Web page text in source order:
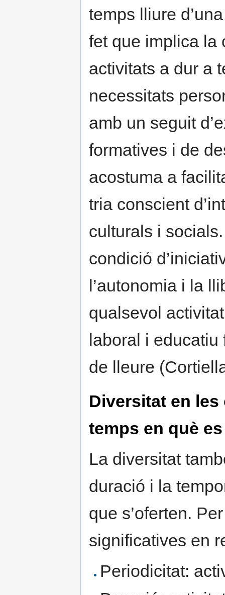
temps lliure
fet que implica la
activitats a dur a
necessitats
amb un seguit
formatives i de
acostuma a
tria conscient
culturals i
condició
l’autonomia i la
qualsevol
laboral i educatiu
de lleure
Diversitat en
temps en què
La diversitat
duració i la
que s’oferten.
significatives en
Periodicitat: